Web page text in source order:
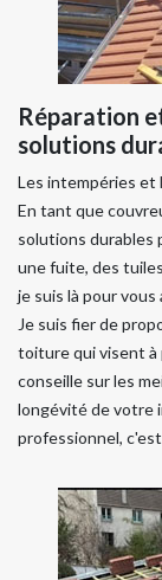
Réparation
solutions
Les intempéries
En tant que
solutions durables
une fuite, des
je suis là pour vous
Je suis fier de
toiture qui visent à
conseille sur les
longévité de votre
professionnel,